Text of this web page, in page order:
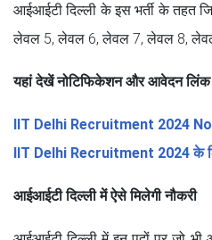
आईआईटी दिल्ली के इस भर्ती के तहत
लेवल 5, लेवल 6, लेवल 7, लेवल 8, लेवल
यहां देखें नोटिफिकेशन और आवेदन लिंक
IIT Delhi Recruitment 2024
IIT Delhi Recruitment 2024 के
आईआईटी दिल्ली में ऐसे मिलेगी नौकरी